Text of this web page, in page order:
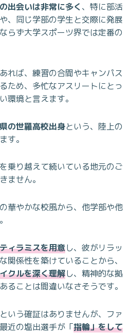
出会いは非常に多く、特に部活
、同じ学部の学生と交際に発展
らず大学スポーツ界では定番の
れば、練習の合間やキャンパス
ため、多忙なアスリートにとっ
環境と言えます。
の世羅高校出身という、陸上の
す。
乗り越えて続いている地元のご
ません。
華やかな校風から、他学部や他
ィラミスを用意し、彼がリラッ
関係性を築けていることから、
クルを深く理解し、精神的な拠
ることは間違いなさそうです。
いう確証はありませんが、ファ
近の塩出選手が「指輪」をして